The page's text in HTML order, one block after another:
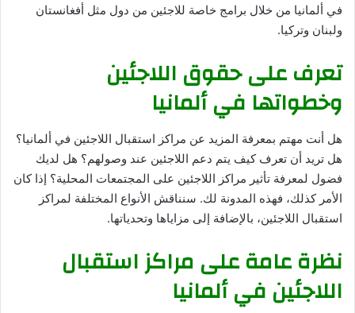
في ألمانيا من خلال برامج خاصة للاجئين من دول مثل أفغانستان
ولبنان وتركيا.
تعرف على حقوق اللاجئين
وخطواتها في ألمانيا
هل أنت مهتم بمعرفة المزيد عن مراكز استقبال اللاجئين في ألمانيا؟
هل تريد أن تعرف كيف يتم دعم اللاجئين عند وصولهم؟ هل لديك
فضول لمعرفة تأثير مراكز اللاجئين على المجتمعات المحلية؟ إذا كان
الأمر كذلك، فهذه المدونة لك. سنناقش الأنواع المختلفة لمراكز
استقبال اللاجئين، بالإضافة إلى مزاياها وتحدياتها.
نظرة عامة على مراكز استقبال
اللاجئين في ألمانيا